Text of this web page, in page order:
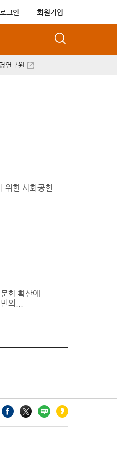
로그인 회원가입
연구원
위한 사회공헌
화 확산에
의...